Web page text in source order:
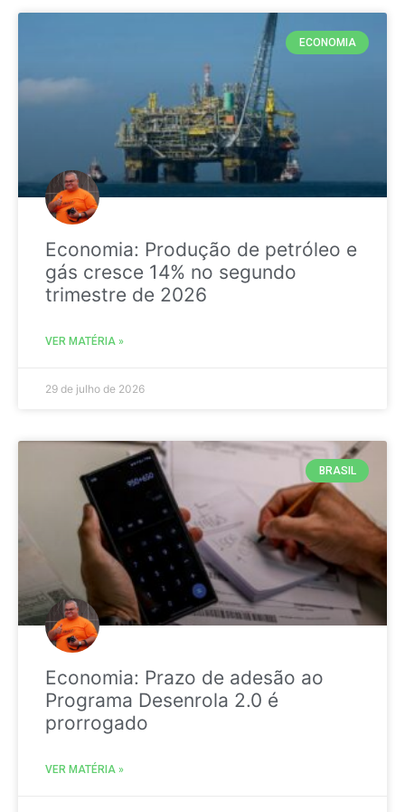
ECONOMIA
Economia: Produção de petróleo e
gás cresce 14% no segundo
trimestre de 2026
VER MATÉRIA »
29 de julho de 2026
BRASIL
Economia: Prazo de adesão ao
Programa Desenrola 2.0 é
prorrogado
VER MATÉRIA »